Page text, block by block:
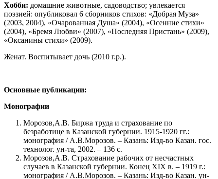
Хобби: домашние животные, садоводство; увлекается
поэзией: опубликовал 6 сборников стихов: «Добрая Муза»
(2003, 2004), «Очарованная Душа» (2004), «Осенние стихи»
(2004), «Бремя Любви» (2007), «Последняя Пристань» (2009),
«Оксанины стихи» (2009).
Женат. Воспитывает дочь (2010 г.р.).
Основные публикации:
Монографии
Морозов,А.В. Биржа труда и страхование по
безработице в Казанской губернии. 1915-1920 гг.:
монография / А.В.Морозов. – Казань: Изд-во Казан. гос.
технолог. ун-та, 2002. – 136 с.
Морозов,А.В. Страхование рабочих от несчастных
случаев в Казанской губернии. Конец XIX в. – 1919 г.:
монография / А.В.Морозов. – Казань: Изд-во Казан. ун-